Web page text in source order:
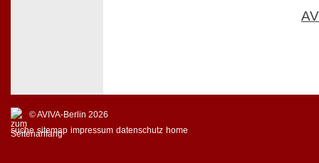
© AVIVA-Berlin 2026
suche sitemap impressum datenschutz home